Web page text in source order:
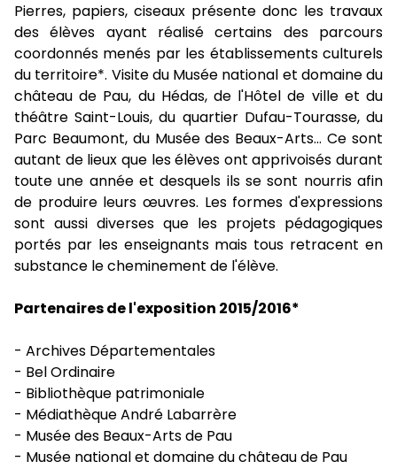
Pierres, papiers, ciseaux présente donc les travaux
des élèves ayant réalisé certains des parcours
coordonnés menés par les établissements culturels
du territoire*. Visite du Musée national et domaine du
château de Pau, du Hédas, de l'Hôtel de ville et du
théâtre Saint-Louis, du quartier Dufau-Tourasse, du
Parc Beaumont, du Musée des Beaux-Arts... Ce sont
autant de lieux que les élèves ont apprivoisés durant
toute une année et desquels ils se sont nourris afin
de produire leurs œuvres. Les formes d'expressions
sont aussi diverses que les projets pédagogiques
portés par les enseignants mais tous retracent en
substance le cheminement de l'élève.
Partenaires de l'exposition 2015/2016*
- Archives Départementales
- Bel Ordinaire
- Bibliothèque patrimoniale
- Médiathèque André Labarrère
- Musée des Beaux-Arts de Pau
- Musée national et domaine du château de Pau